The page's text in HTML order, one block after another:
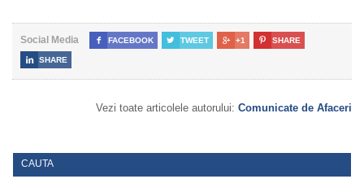
Social Media  FACEBOOK  TWEET  +1  SHARE
 SHARE
Vezi toate articolele autorului: Comunicate de Afaceri
CAUTA